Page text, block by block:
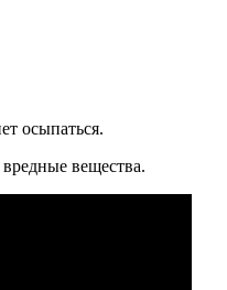
осыпаться.
вещества.